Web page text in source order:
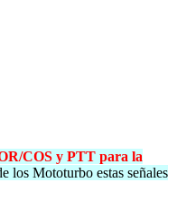
COS y PTT para la
los Mototurbo estas señales